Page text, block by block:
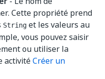
Cette propriété prend
String et les valeurs au
vous pouvez saisir
ou utiliser la
activitéCréer un